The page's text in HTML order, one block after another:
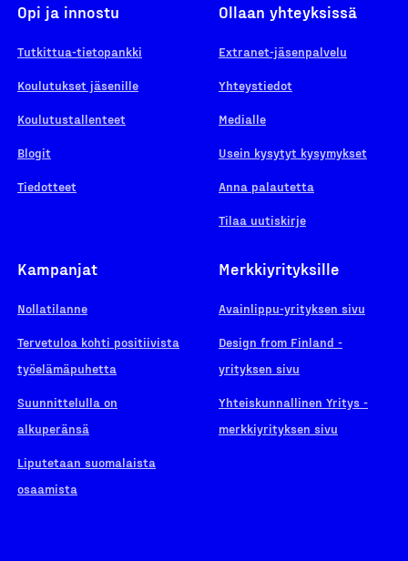
Opi ja innostu
Tutkittua-tietopankki
Koulutukset jäsenille
Koulutustallenteet
Blogit
Tiedotteet
Ollaan yhteyksissä
Extranet-jäsenpalvelu
Yhteystiedot
Medialle
Usein kysytyt kysymykset
Anna palautetta
Tilaa uutiskirje
Kampanjat
Nollatilanne
Tervetuloa kohti positiivista
työelämäpuhetta
Suunnittelulla on
alkuperänsä
Liputetaan suomalaista
osaamista
Merkkiyrityksille
Avainlippu-yrityksen sivu
Design from Finland -
yrityksen sivu
Yhteiskunnallinen Yritys -
merkkiyrityksen sivu